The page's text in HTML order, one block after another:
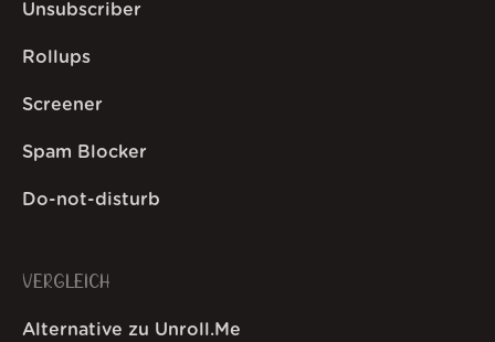
Unsubscriber
Rollups
Screener
Spam Blocker
Do-not-disturb
VERGLEICH
Alternative zu Unroll.Me